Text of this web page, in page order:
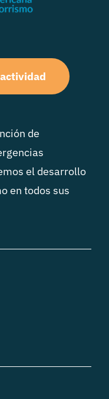
de
el desarrollo
en todos sus